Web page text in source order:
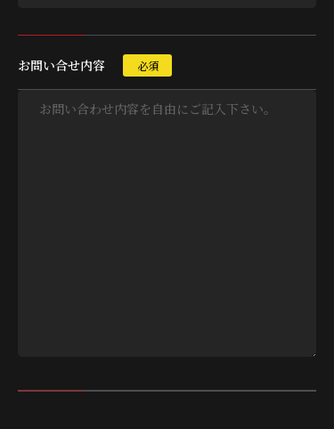
お問い合せ内容 必須
東京本社（マネージメントオフィス）では経営方針の策
定とともに、各事業拠点をネットワークで結び、営業、
資材、財務、総務等を総合的に管理しています。